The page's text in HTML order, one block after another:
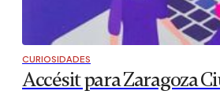
CURIOSIDADES
Accésit para Zaragoza